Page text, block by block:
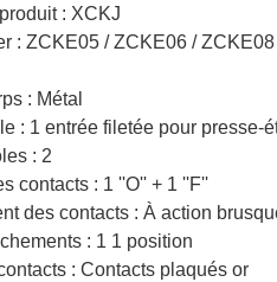
: XCKJ
: ZCKE05 / ZCKE06 /
: Métal
: 1 entrée filetée pour presse-
: 2
contacts : 1 ''O'' + 1 ''F''
des contacts : À action
: 1 1 position
: Contacts plaqués or